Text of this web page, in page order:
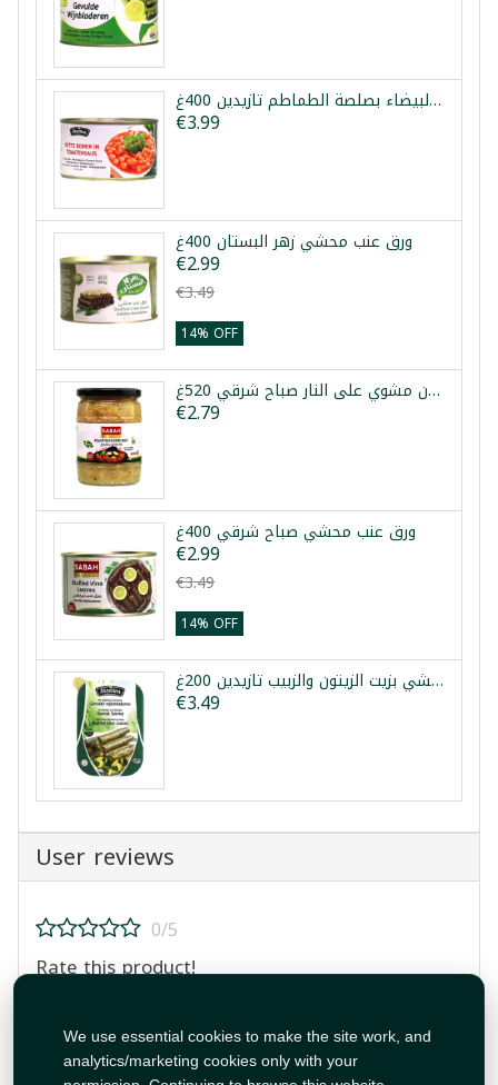
We use essential cookies to make the site work, and
analytics/marketing cookies only with your
الفاصولياء البيضاء بصلصة الطماطم تازيدين 400غ
€3.99
ورق عنب محشي زهر البستان 400غ
€2.99
€3.49
14% OFF
باذنجان مشوي على النار صباح شرقي 520غ
€2.79
ورق عنب محشي صباح شرقي 400غ
€2.99
€3.49
14% OFF
ورق عنب محشي بزيت الزيتون والزبيب تازيدين 200غ
€3.49
User reviews
0/5
Rate this product!